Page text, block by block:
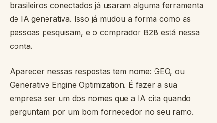
brasileiros conectados já usaram alguma ferramenta
de IA generativa. Isso já mudou a forma como as
pessoas pesquisam, e o comprador B2B está nessa
conta.
Aparecer nessas respostas tem nome: GEO, ou
Generative Engine Optimization. É fazer a sua
empresa ser um dos nomes que a IA cita quando
perguntam por um bom fornecedor no seu ramo.